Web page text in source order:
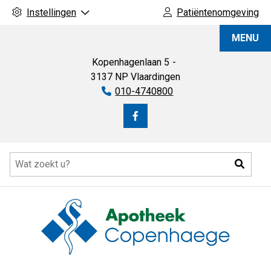
Instellingen Patiëntenomgeving
Kopenhagenlaan 5
3137 NP Vlaardingen
Tel:
010-4740800
Bezoek
facebook
MENU